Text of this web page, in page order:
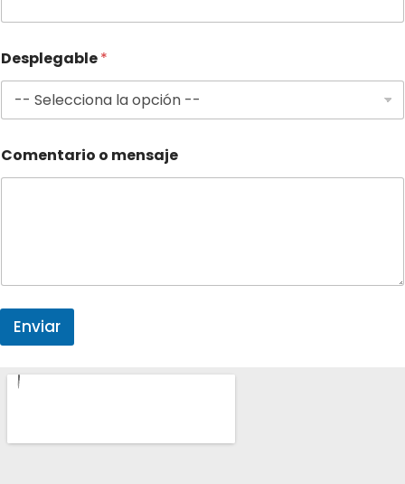
l
*
Desplegable*
Comentario o mensaje
Enviar